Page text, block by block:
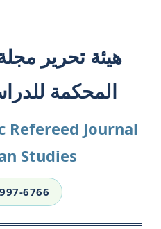
هيئة تحرير
المحكمة
Refereed Journal
Studies
6766